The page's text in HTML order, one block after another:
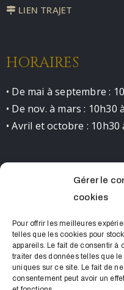
Gérer le
cookies
Pour offrir les meilleures
telles que les cookies pour
appareils. Le fait de consentir à
traiter des données telles que
uniques sur ce site. Le fait de
consentement peut avoir un
LIEN TRAJET
HORAIRES
• De mai à septembre :
• De nov. à mars : 10h30
• Avril et octobre : 10h30
CONTACT
0490681523